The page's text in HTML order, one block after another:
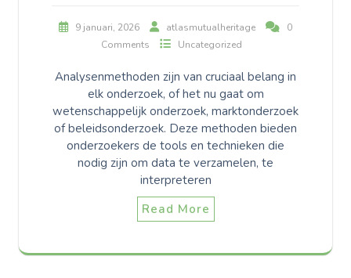
9 januari, 2026 atlasmutualheritage
0
Comments
Uncategorized
Analysenmethoden zijn van cruciaal belang in
elk onderzoek, of het nu gaat om
wetenschappelijk onderzoek, marktonderzoek
of beleidsonderzoek. Deze methoden bieden
onderzoekers de tools en technieken die
nodig zijn om data te verzamelen, te
interpreteren
Read More